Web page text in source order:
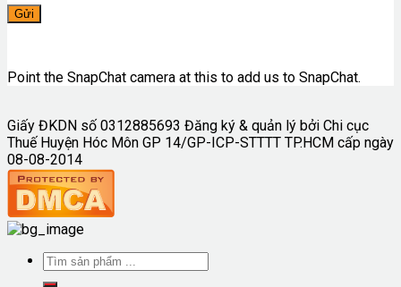
Point the SnapChat camera at this to add us to SnapChat.
Giấy ĐKDN số 0312885693 Đăng ký & quản lý bởi Chi cục
Thuế Huyện Hóc Môn GP 14/GP-ICP-STTTT TP.HCM cấp ngày
08-08-2014